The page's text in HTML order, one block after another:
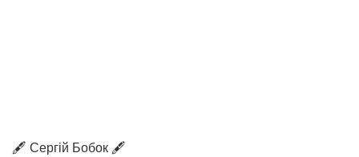
🖋️ Сергій Бобок 🖋️